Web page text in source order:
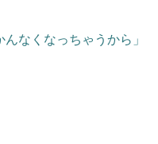
なくなっちゃうから」